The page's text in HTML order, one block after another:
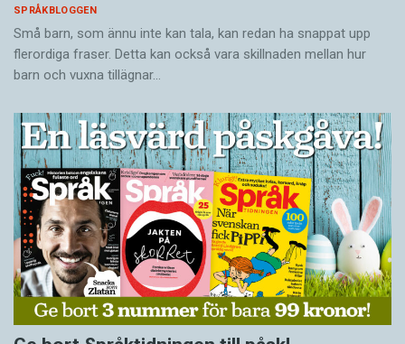
SPRÅKBLOGGEN
Små barn, som ännu inte kan tala, kan redan ha snappat upp
flerordiga fraser. Detta kan också vara skillnaden mellan hur
barn och vuxna tillägnar…